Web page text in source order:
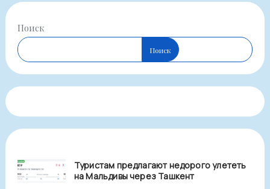
Поиск
Поиск
Туристам предлагают недорого улететь
на Мальдивы через Ташкент